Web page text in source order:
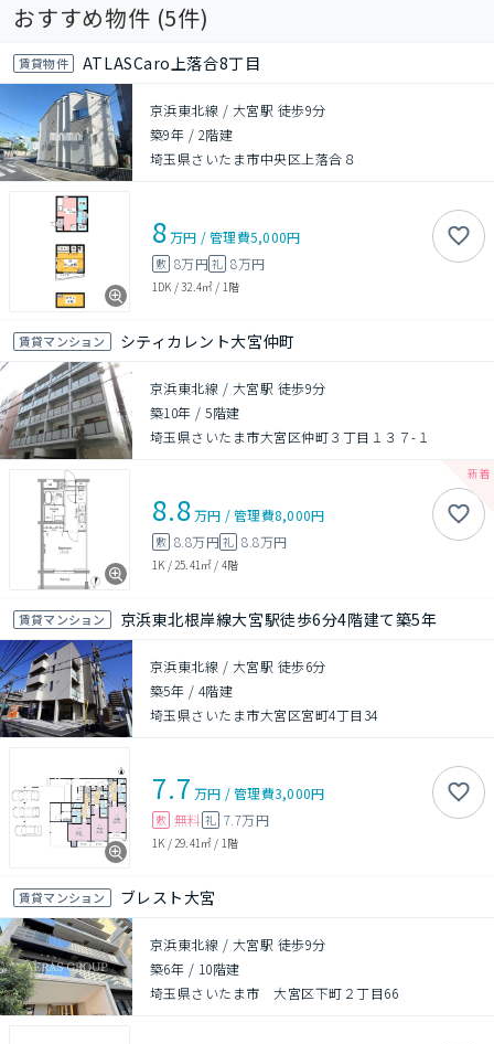
おすすめ物件 (5件)
賃貸物件 ATLASCaro上落合8丁目
京浜東北線 / 大宮駅 徒歩9分
築9年 / 2階建
埼玉県さいたま市中央区上落合８
8万円 /管理費5,000円
敷 8万円礼 8万円
1DK /32.4㎡ / 1階
賃貸マンション シティカレント大宮仲町
京浜東北線 / 大宮駅 徒歩9分
築10年 /5階建
埼玉県さいたま市大宮区仲町３丁目１３７-１
8.8万円 /管理費8,000円
敷 8.8万円礼 8.8万円
1K / 25.41㎡ / 4階
賃貸マンション 京浜東北根岸線大宮駅徒歩6分4階建て築5年
京浜東北線 / 大宮駅 徒歩6分
築5年 / 4階建
埼玉県さいたま市大宮区宮町4丁目34
7.7 万円 /管理費3,000円
敷 無料 礼 7.7万円
1K / 29.41㎡ / 1階
賃貸マンション ブレスト大宮
京浜東北線 / 大宮駅 徒歩9分
築6年 / 10階建
埼玉県さいたま市 大宮区下町２丁目66